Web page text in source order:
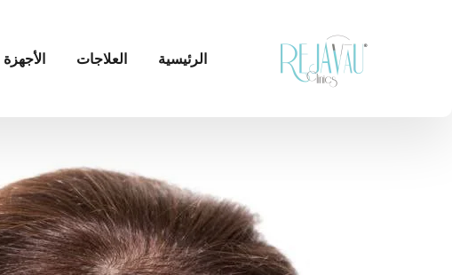
الرئيسية العلاجات الأجهزة